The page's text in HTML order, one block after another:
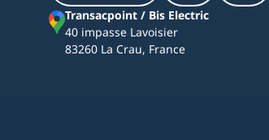
Transacpoint / Bis Electric
40 impasse Lavoisier
83260 La Crau, France